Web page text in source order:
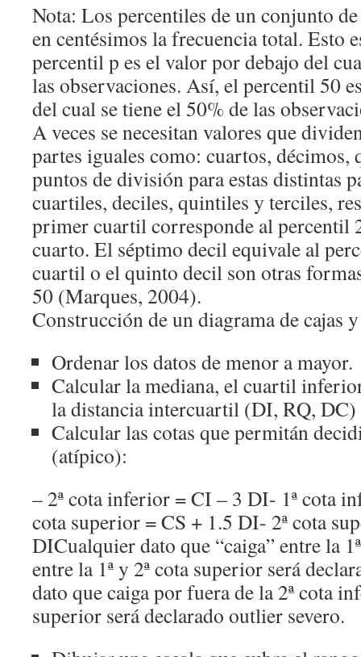
Nota: Los percentiles de un conjunto
en centésimos la frecuencia total. Esto
percentil p es el valor por debajo del
las observaciones. Así, el percentil 50
del cual se tiene el 50% de las
A veces se necesitan valores que
partes iguales como: cuartos,
puntos de división para estas distintas
cuartiles, deciles, quintiles y terciles,
primer cuartil corresponde al percentil
cuarto. El séptimo decil equivale al
cuartil o el quinto decil son otras
50 (Marques, 2004).
Construcción de un diagrama de cajas
Ordenar los datos de menor a mayor.
Calcular la mediana, el cuartil
la distancia intercuartil (DI, RQ, DC)
Calcular las cotas que permitán
(atípico):
– 2ª cota inferior = CI – 3 DI- 1ª cota
cota superior = CS + 1.5 DI- 2ª cota
DICualquier dato que “caiga” entre la
entre la 1ª y 2ª cota superior será
dato que caiga por fuera de la 2ª cota
superior será declarado outlier severo.